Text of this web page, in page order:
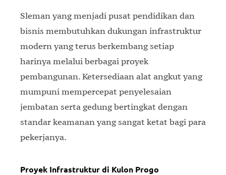
Sleman yang menjadi pusat pendidikan dan
bisnis membutuhkan dukungan infrastruktur
modern yang terus berkembang setiap
harinya melalui berbagai proyek
pembangunan. Ketersediaan alat angkut yang
mumpuni mempercepat penyelesaian
jembatan serta gedung bertingkat dengan
standar keamanan yang sangat ketat bagi para
pekerjanya.
Proyek Infrastruktur di Kulon Progo